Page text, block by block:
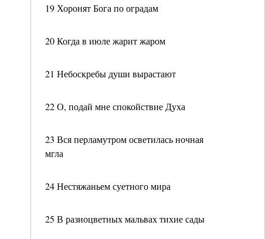
19 Хоронят Бога по оградам
20 Когда в июле жарит жаром
21 Небоскребы души вырастают
22 О, подай мне спокойствие Духа
23 Вся перламутром осветилась ночная
мгла
24 Нестяжаньем суетного мира
25 В разноцветных мальвах тихие сады